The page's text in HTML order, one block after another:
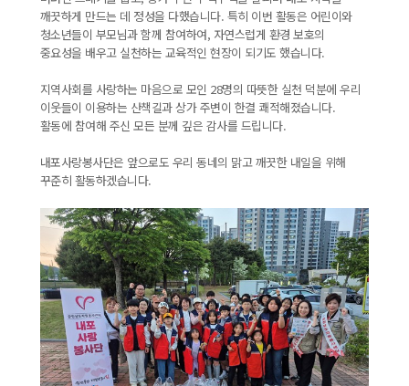
깨끗하게 만드는 데 정성을 다했습니다. 특히 이번 활동은 어린이와
청소년들이 부모님과 함께 참여하여, 자연스럽게 환경 보호의
중요성을 배우고 실천하는 교육적인 현장이 되기도 했습니다.
지역사회를 사랑하는 마음으로 모인 28명의 따뜻한 실천 덕분에 우리
이웃들이 이용하는 산책길과 상가 주변이 한결 쾌적해졌습니다.
활동에 참여해 주신 모든 분께 깊은 감사를 드립니다.
내포사랑봉사단은 앞으로도 우리 동네의 맑고 깨끗한 내일을 위해
꾸준히 활동하겠습니다.